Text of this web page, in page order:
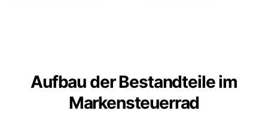
Aufbau der Bestandteile im
Markensteuerrad